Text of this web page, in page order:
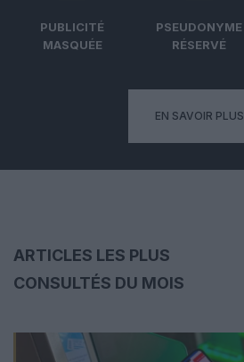
PUBLICITÉ
MASQUÉE
PSEUDONYME
RÉSERVÉ
EN SAVOIR PLUS
ARTICLES LES PLUS
CONSULTÉS DU MOIS